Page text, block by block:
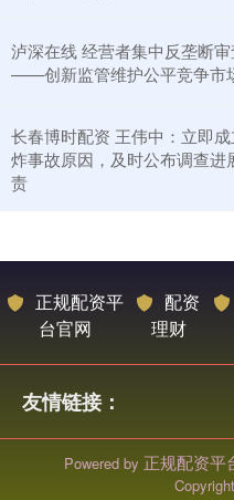
泸深在线 经营者集中反垄断
——创新监管维护公平竞争市
长春博时配资 王伟中：立即
炸事故原因，及时公布调查进
责
正规配资平
台官网
配资
理财
友情链接：
Powered by 正规配资平
Copyright